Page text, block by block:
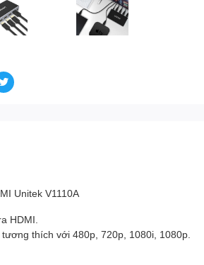
Unitek V1110A
HDMI.
thích với 480p, 720p, 1080i, 1080p.